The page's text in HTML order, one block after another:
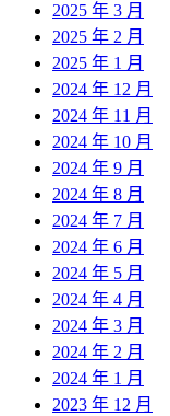
2025 年 3 月
2025 年 2 月
2025 年 1 月
2024 年 12 月
2024 年 11 月
2024 年 10 月
2024 年 9 月
2024 年 8 月
2024 年 7 月
2024 年 6 月
2024 年 5 月
2024 年 4 月
2024 年 3 月
2024 年 2 月
2024 年 1 月
2023 年 12 月